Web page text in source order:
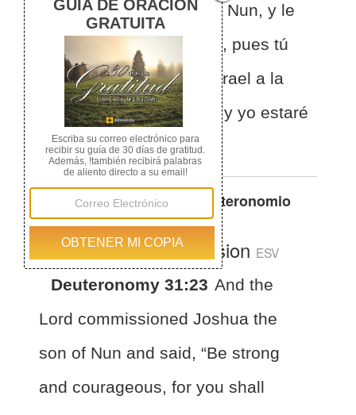
nombró a Josué, hijo de Nun, y le
dijo: Sé fuerte y valiente, pues tú
llevarás a los hijos de Israel a la
tierra que les he jurado, y yo estaré
contigo.
Otras traducciones de Deuteronomio
31:23
English Standard Version ESV
Deuteronomy 31:23 And the
Lord commissioned Joshua the
son of Nun and said, “Be strong
and courageous, for you shall